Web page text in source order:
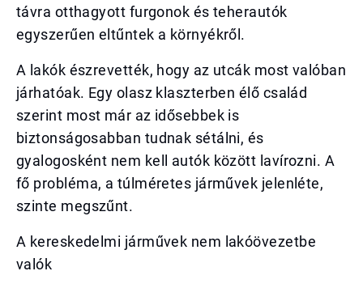
távra otthagyott furgonok és teherautók
egyszerűen eltűntek a környékről.
A lakók észrevették, hogy az utcák most valóban
járhatóak. Egy olasz klaszterben élő család
szerint most már az idősebbek is
biztonságosabban tudnak sétálni, és
gyalogosként nem kell autók között lavírozni. A
fő probléma, a túlméretes járművek jelenléte,
szinte megszűnt.
A kereskedelmi járművek nem lakóövezetbe
valók